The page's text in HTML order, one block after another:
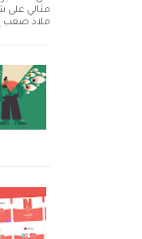
مثالي على
ملاذ صعب